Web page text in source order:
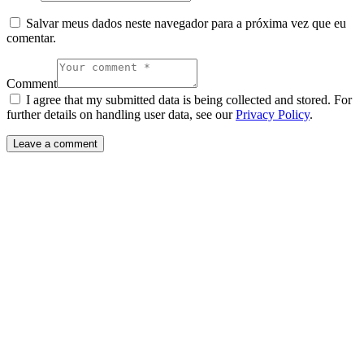
Salvar meus dados neste navegador para a próxima vez que eu
comentar.
Comment
I agree that my submitted data is being collected and stored. For
further details on handling user data, see ourPrivacy Policy.